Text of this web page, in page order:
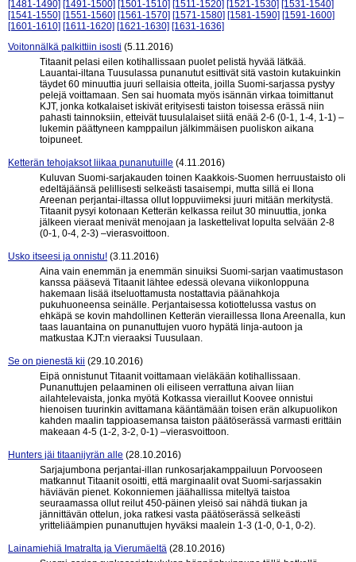
[1481-1490] [1491-1500] [1501-1510] [1511-1520] [1521-1530] [1531-1540]
[1541-1550] [1551-1560] [1561-1570] [1571-1580] [1581-1590] [1591-1600]
[1601-1610] [1611-1620] [1621-1630] [1631-1636]
Voitonnälkä palkittiin isosti (5.11.2016)
Titaanit pelasi eilen kotihallissaan puolet pelistä hyvää lätkää.
Lauantai-iltana Tuusulassa punanutut esittivät sitä vastoin kutakuinkin
täydet 60 minuuttia juuri sellaisia otteita, joilla Suomi-sarjassa pystyy
pelejä voittamaan. Sen sai huomata myös isännän virkaa toimittanut
KJT, jonka kotkalaiset iskivät erityisesti taiston toisessa erässä niin
pahasti tainnoksiin, etteivät tuusulalaiset siitä enää 2-6 (0-1, 1-4, 1-1) –
lukemin päättyneen kamppailun jälkimmäisen puoliskon aikana
toipuneet.
Ketterän tehojaksot liikaa punanutuille (4.11.2016)
Kuluvan Suomi-sarjakauden toinen Kaakkois-Suomen herruustaisto oli
edeltäjäänsä pelillisesti selkeästi tasaisempi, mutta sillä ei Ilona
Areenan perjantai-iltassa ollut loppuviimeksi juuri mitään merkitystä.
Titaanit pysyi kotonaan Ketterän kelkassa reilut 30 minuuttia, jonka
jälkeen vieraat menivät menojaan ja laskettelivat lopulta selvään 2-8
(0-1, 0-4, 2-3) –vierasvoittoon.
Usko itseesi ja onnistu! (3.11.2016)
Aina vain enemmän ja enemmän sinuiksi Suomi-sarjan vaatimustason
kanssa pääsevä Titaanit lähtee edessä olevana viikonloppuna
hakemaan lisää itseluottamusta nostattavia päänahkoja
pukuhuoneensa seinälle. Perjantaisessa kotiottelussa vastus on
ehkäpä se kovin mahdollinen Ketterän vieraillessa Ilona Areenalla, kun
taas lauantaina on punanuttujen vuoro hypätä linja-autoon ja
matkustaa KJT:n vieraaksi Tuusulaan.
Se on pienestä kii (29.10.2016)
Eipä onnistunut Titaanit voittamaan vieläkään kotihallissaan.
Punanuttujen pelaaminen oli eiliseen verrattuna aivan liian
ailahtelevaista, jonka myötä Kotkassa vieraillut Koovee onnistui
hienoisen tuurinkin avittamana kääntämään toisen erän alkupuolikon
kahden maalin tappioasemansa taiston päätöserässä varmasti erittäin
makeaan 4-5 (1-2, 3-2, 0-1) –vierasvoittoon.
Hunters jäi titaanijyrän alle (28.10.2016)
Sarjajumbona perjantai-illan runkosarjakamppailuun Porvooseen
matkannut Titaanit osoitti, että marginaalit ovat Suomi-sarjassakin
häviävän pienet. Kokonniemen jäähallissa miteltyä taistoa
seuraamassa ollut reilut 450-päinen yleisö sai nähdä tiukan ja
jännittävän ottelun, joka ratkesi vasta päätöserässä selkeästi
yritteliäämpien punanuttujen hyväksi maalein 1-3 (1-0, 0-1, 0-2).
Lainamiehiä Imatralta ja Vierumäeltä (28.10.2016)